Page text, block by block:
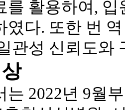
를 활용하여,
였다. 또한 번
관성 신뢰도와
는 2022년 9월